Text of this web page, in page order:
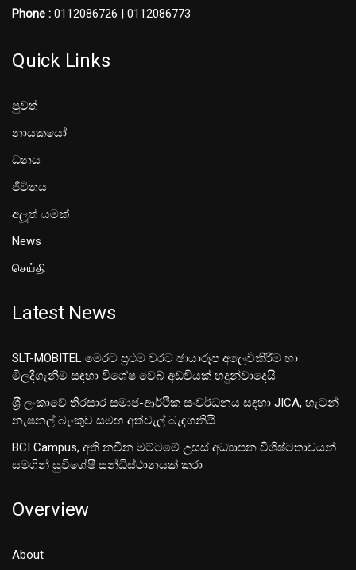
Phone : 0112086726 | 0112086773
Quick Links
පුවත්
නායකයෝ
ධනය
ජීවිතය
අලූත් යමක්
News
செய்தி
Latest News
SLT-MOBITEL මෙරට ප්‍රථම වරට ඡායාරූප අලෙවිකිරීම හා
මිලදීගැනීම සඳහා විශේෂ වෙබ් අඩවියක් හදුන්වාදෙයි
ශ‍්‍රී ලංකාවේ තිරසාර සමාජ-ආර්ථික සංවර්ධනය සඳහා JICA, හැටන්
නැෂනල් බැංකුව සමඟ අත්වැල් බැඳගනියි
BCI Campus, අති නවීන මට්ටමේ උසස් අධ්‍යාපන විශිෂ්ටතාවයන්
සමගින් සුවිශේෂී සන්ධිස්ථානයක් කරා
Overview
About